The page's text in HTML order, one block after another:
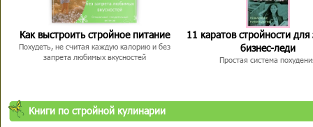
Как выстроить стройное питание
Похудеть, не считая каждую калорию и без
запрета любимых вкусностей
11 каратов стройности для
бизнес-леди
Простая система
Книги по стройной кулинарии